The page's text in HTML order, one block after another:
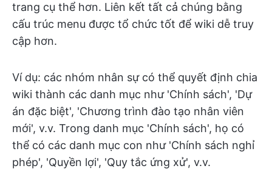
trang cụ thể hơn. Liên kết tất cả chúng bằng
cấu trúc menu được tổ chức tốt để wiki dễ truy
cập hơn.
Ví dụ: các nhóm nhân sự có thể quyết định chia
wiki thành các danh mục như 'Chính sách', 'Dự
án đặc biệt', 'Chương trình đào tạo nhân viên
mới', v.v. Trong danh mục 'Chính sách', họ có
thể có các danh mục con như 'Chính sách nghỉ
phép', 'Quyền lợi', 'Quy tắc ứng xử', v.v.